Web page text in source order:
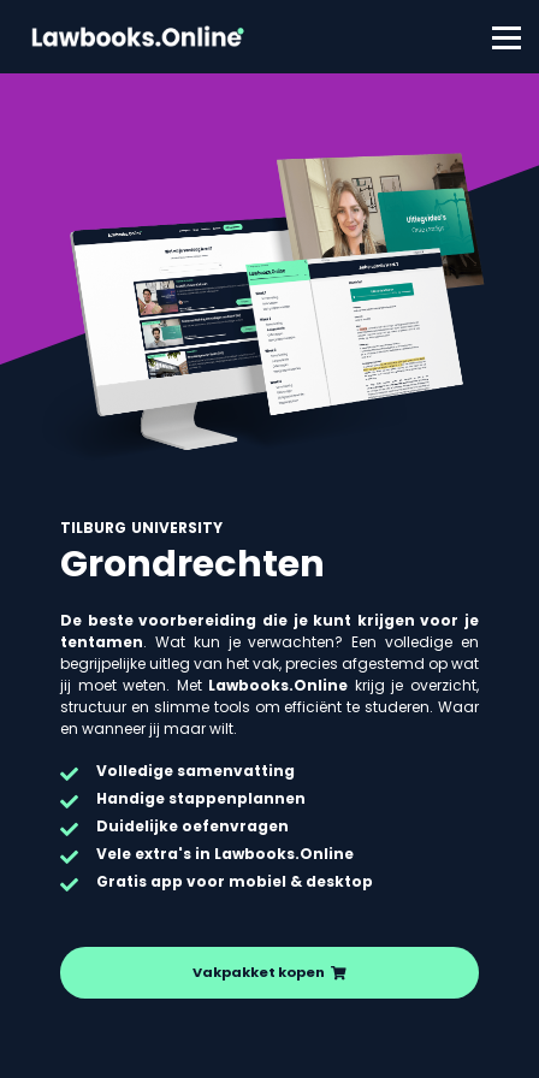
FAQ
Contact
TILBURG UNIVERSITY
Grondrechten
De beste voorbereiding die je kunt krijgen voor je
tentamen. Wat kun je verwachten? Een volledige en
begrijpelijke uitleg van het vak, precies afgestemd op wat
jij moet weten. Met Lawbooks.Online krijg je overzicht,
structuur en slimme tools om efficiënt te studeren. Waar
en wanneer jij maar wilt.
Volledige samenvatting
Handige stappenplannen
Duidelijke oefenvragen
Vele extra's in Lawbooks.Online
Gratis app voor mobiel & desktop
Vakpakket kopen